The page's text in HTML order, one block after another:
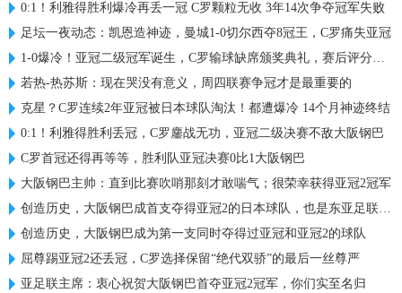
0:1！利雅得胜利爆冷再丢一冠 C罗颗粒无收 3年14次争夺冠军失败
足坛一夜动态：凯恩造神迹，曼城1-0切尔西夺8冠王，C罗痛失亚冠
1-0爆冷！亚冠二级冠军诞生，C罗输球缺席颁奖典礼，赛后评分出炉
若热-热苏斯：现在哭没有意义，周四联赛争冠才是最重要的
克星？C罗连续2年亚冠被日本球队淘汰！都遭爆冷 14个月神迹终结
0:1！利雅得胜利丢冠，C罗鏖战无功，亚冠二级决赛不敌大阪钢巴
C罗首冠还得再等等，胜利队亚冠决赛0比1大阪钢巴
大阪钢巴主帅：直到比赛吹哨那刻才敢喘气；很荣幸获得亚冠2冠军
创造历史，大阪钢巴成首支夺得亚冠2的日本球队，也是东亚足联首队
创造历史，大阪钢巴成为第一支同时夺得过亚冠和亚冠2的球队
屈尊踢亚冠2还丢冠，C罗选择保留“绝代双骄”的最后一丝尊严
亚足联主席：衷心祝贺大阪钢巴首夺亚冠2冠军，你们实至名归